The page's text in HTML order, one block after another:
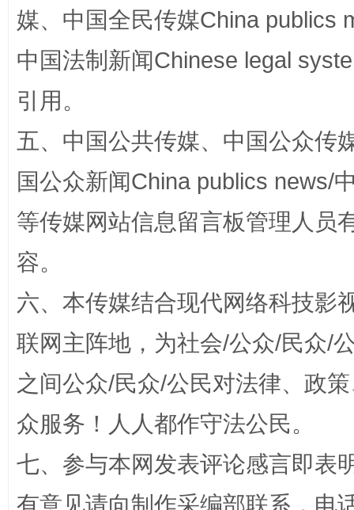
漫山遍野的桃花与雪山、麦地、白藏房 除
媒、中国全民传媒China publics
中国法制新闻Chinese legal
引用。
五、中国公共传媒、中国公众传
国公众新闻China publics news/
等传媒网站信息留言板管理人员
容。
六、本传媒结合现代网络科技影
联网主阵地，为社会/公众/民众/
之间公众/民众/公民对法律、政
众服务！人人都作守法公民。
七、参与本网发表评论感言即表
有意见请向制作采编部联系，电